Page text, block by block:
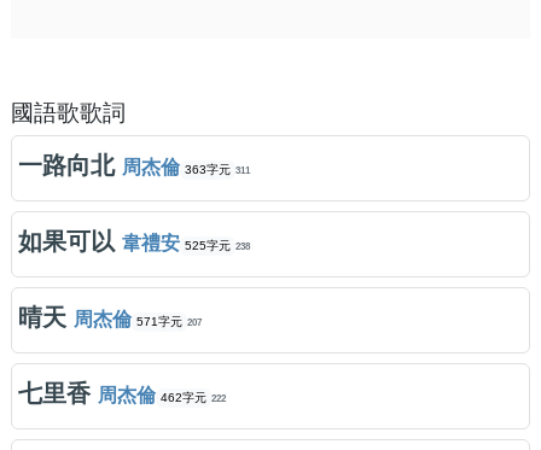
國語歌歌詞
一路向北 周杰倫 363字元 311
如果可以 韋禮安 525字元 238
晴天 周杰倫 571字元 207
七里香 周杰倫 462字元 222